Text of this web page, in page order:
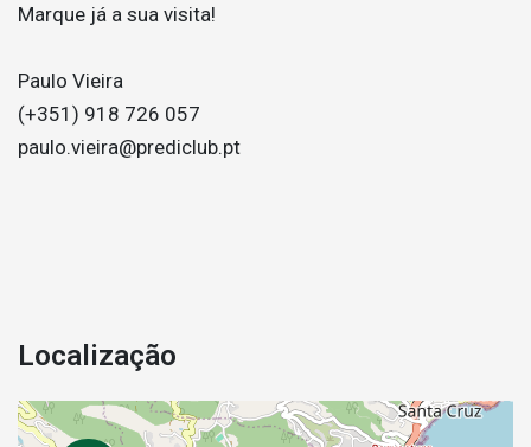
Marque já a sua visita!
Paulo Vieira
(+351) 918 726 057
paulo.vieira@prediclub.pt
Localização